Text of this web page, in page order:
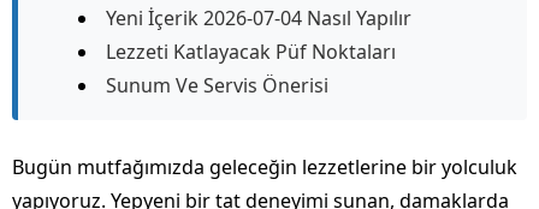
Yeni İçerik 2026-07-04 Nasıl Yapılır
Lezzeti Katlayacak Püf Noktaları
Sunum Ve Servis Önerisi
Bugün mutfağımızda geleceğin lezzetlerine bir yolculuk
yapıyoruz. Yepyeni bir tat deneyimi sunan, damaklarda